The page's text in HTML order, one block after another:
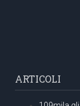
ARTICOLI